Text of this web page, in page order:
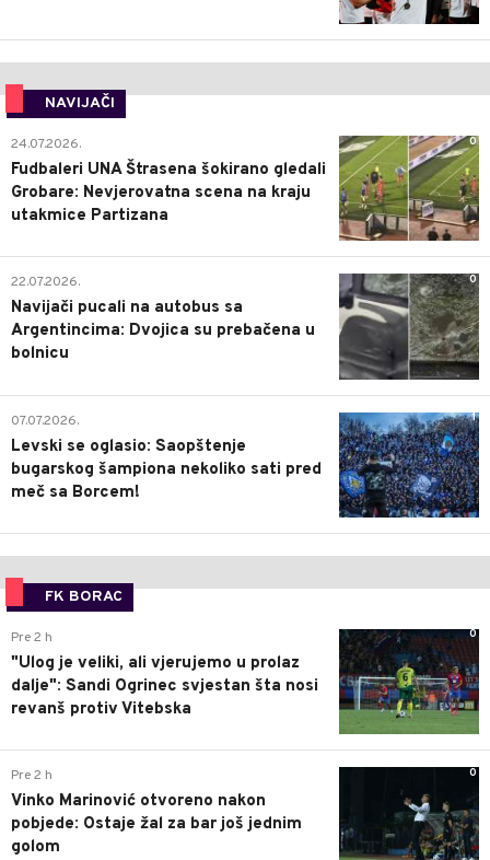
NAVIJAČI
0
24.07.2026.
Fudbaleri UNA Štrasena šokirano gledali
Grobare: Nevjerovatna scena na kraju
utakmice Partizana
0
22.07.2026.
Navijači pucali na autobus sa
Argentincima: Dvojica su prebačena u
bolnicu
1
07.07.2026.
Levski se oglasio: Saopštenje
bugarskog šampiona nekoliko sati pred
meč sa Borcem!
FK BORAC
0
Pre 2 h
"Ulog je veliki, ali vjerujemo u prolaz
dalje": Sandi Ogrinec svjestan šta nosi
revanš protiv Vitebska
0
Pre 2 h
Vinko Marinović otvoreno nakon
pobjede: Ostaje žal za bar još jednim
golom